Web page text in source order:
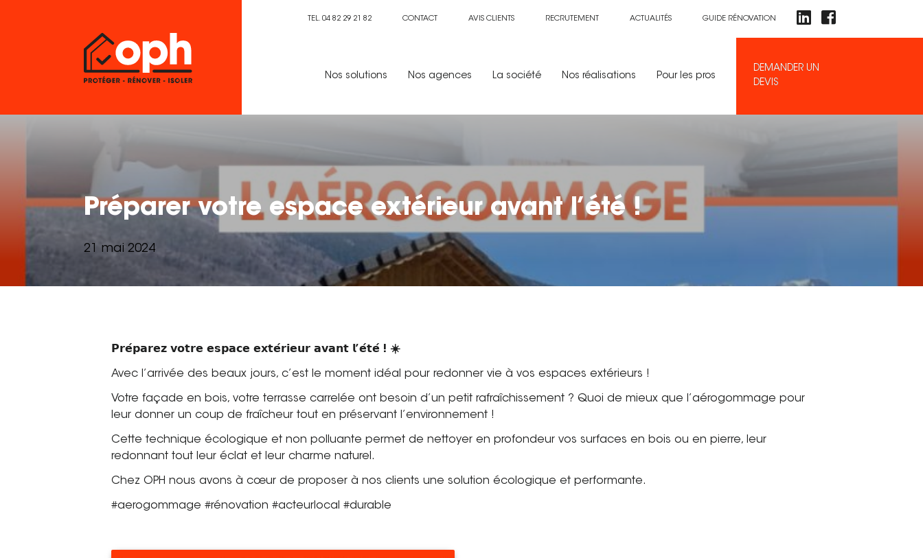
TEL. 04 82 29 21 82 CONTACT AVIS CLIENTS RECRUTEMENT ACTUALITÉS GUIDE RÉNOVATION
Nos solutions Nos agences La société Nos réalisations Pour les pros
DEMANDER UN
DEVIS
Préparer votre espace extérieur avant l’été !
21 mai 2024
𝗣𝗿𝗲́𝗽𝗮𝗿𝗲𝘇 𝘃𝗼𝘁𝗿𝗲 𝗲𝘀𝗽𝗮𝗰𝗲 𝗲𝘅𝘁𝗲́𝗿𝗶𝗲𝘂𝗿 𝗮𝘃𝗮𝗻𝘁 𝗹’𝗲́𝘁𝗲́ ! ☀️
Avec l’arrivée des beaux jours, c’est le moment idéal pour redonner vie à vos espaces extérieurs !
Votre façade en bois, votre terrasse carrelée ont besoin d’un petit rafraîchissement ? Quoi de mieux que l’aérogommage pour
leur donner un coup de fraîcheur tout en préservant l’environnement !
Cette technique écologique et non polluante permet de nettoyer en profondeur vos surfaces en bois ou en pierre, leur
redonnant tout leur éclat et leur charme naturel.
Chez OPH nous avons à cœur de proposer à nos clients une solution écologique et performante.
#aerogommage #rénovation #acteurlocal #durable